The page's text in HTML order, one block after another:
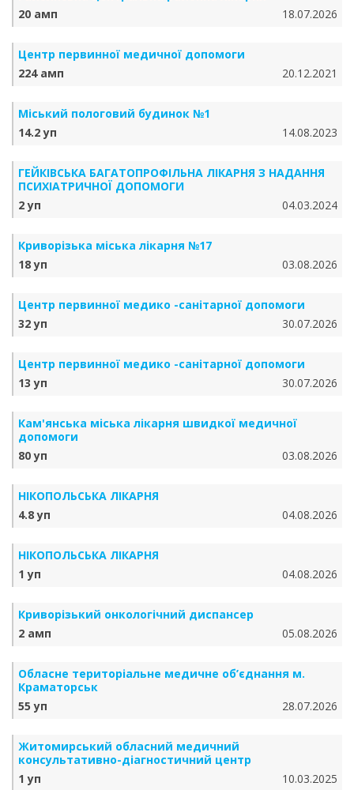
20 амп
18.07.2026
Центр первинної медичної допомоги
224 амп
20.12.2021
Міський пологовий будинок №1
14.2 уп
14.08.2023
ГЕЙКІВСЬКА БАГАТОПРОФІЛЬНА ЛІКАРНЯ З НАДАННЯ
ПСИХІАТРИЧНОЇ ДОПОМОГИ
2 уп
04.03.2024
Криворізька міська лікарня №17
18 уп
03.08.2026
Центр первинної медико -санітарної допомоги
32 уп
30.07.2026
Центр первинної медико -санітарної допомоги
13 уп
30.07.2026
Кам'янська міська лікарня швидкої медичної
допомоги
80 уп
03.08.2026
НІКОПОЛЬСЬКА ЛІКАРНЯ
4.8 уп
04.08.2026
НІКОПОЛЬСЬКА ЛІКАРНЯ
1 уп
04.08.2026
Криворізький онкологічний диспансер
2 амп
05.08.2026
Обласне територіальне медичне об’єднання м.
Краматорськ
55 уп
28.07.2026
Житомирський обласний медичний
консультативно-діагностичний центр
1 уп
10.03.2025